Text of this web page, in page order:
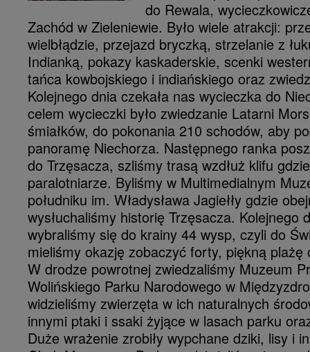
do Rewala,
Zachód w Zieleniewie. Było wiele atrakcji:
wielbłądzie, przejazd bryczką, strzelanie z
Indianką, pokazy kaskaderskie, scenki
tańca kowbojskiego i indiańskiego oraz
Kolejnego dnia czekała nas wycieczka do
celem wycieczki było zwiedzanie Latarni
śmiałków, do pokonania 210 schodów, aby
panoramę Niechorza. Następnego ranka
do Trzęsacza, szliśmy trasą wzdłuż klifu
paralotniarze. Byliśmy w Multimedialnym
południku im. Władysława Jagiełły gdzie
wysłuchaliśmy historię Trzęsacza. Kolejnego
wybraliśmy się do krainy 44 wysp, czyli do
mieliśmy okazję zobaczyć forty, piękną plażę
W drodze powrotnej zwiedzaliśmy Muzeum
Wolińskiego Parku Narodowego w
widzieliśmy zwierzęta w ich naturalnych
innymi ptaki i ssaki żyjące w lasach parku
Duże wrażenie zrobiły wypchane dziki, lisy i